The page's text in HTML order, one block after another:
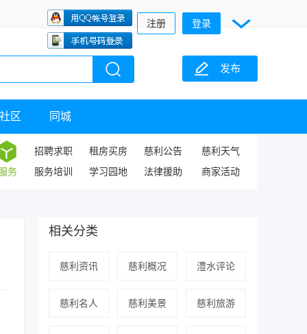
注册 登录
发布
社区 同城
务
招聘求职 租房买房 慈利公告
慈利天气
服务培训
学习园地 法律援助 商家活动
相关分类
慈利资讯 慈利概况 澧水评论
慈利名人 慈利美景 慈利旅游